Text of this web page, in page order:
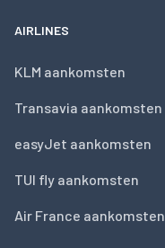
AIRLINES
KLM aankomsten
Transavia aankomsten
easyJet aankomsten
TUI fly aankomsten
Air France aankomsten